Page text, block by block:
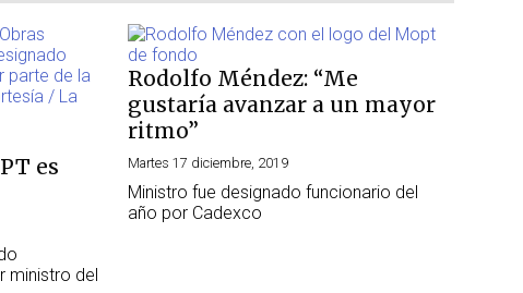
es
ministro del
Rodolfo Méndez: “Me
gustaría avanzar a un mayor
ritmo”
Martes 17 diciembre, 2019
Ministro fue designado funcionario del
año por Cadexco